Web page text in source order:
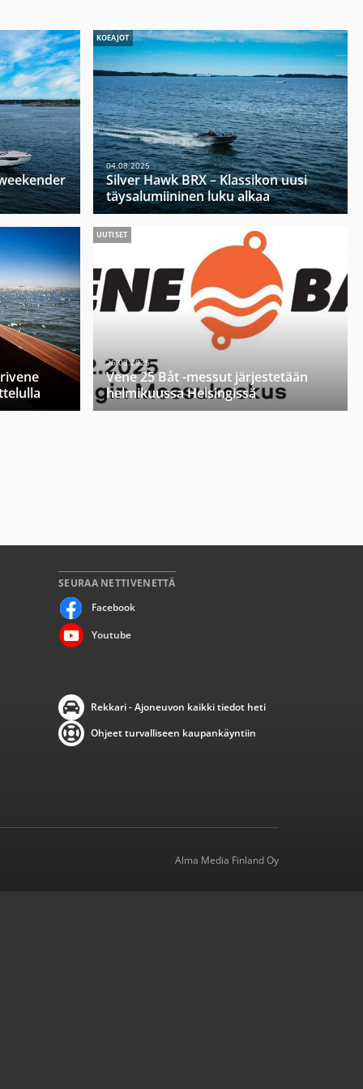
KOEAJOT
04.08.2025
Silver Hawk BRX – Klassikon uusi
täysalumiininen luku alkaa
UUTISET
26.03.2025
Vene 25 Båt -messut järjestetään
helmikuussa Helsingissä
SEURAA NETTIVENETTÄ
Facebook
Youtube
Rekkari - Ajoneuvon kaikki tiedot heti
Ohjeet turvalliseen kaupankäyntiin
Alma Media Finland Oy